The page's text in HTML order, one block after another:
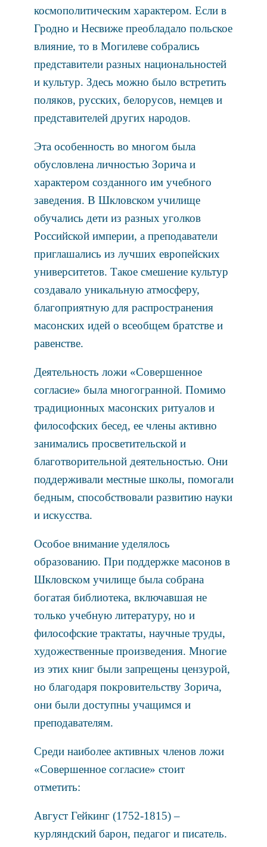
космополитическим характером. Если в
Гродно и Несвиже преобладало польское
влияние, то в Могилеве собрались
представители разных национальностей
и культур. Здесь можно было встретить
поляков, русских, белорусов, немцев и
представителей других народов.
Эта особенность во многом была
обусловлена личностью Зорича и
характером созданного им учебного
заведения. В Шкловском училище
обучались дети из разных уголков
Российской империи, а преподаватели
приглашались из лучших европейских
университетов. Такое смешение культур
создавало уникальную атмосферу,
благоприятную для распространения
масонских идей о всеобщем братстве и
равенстве.
Деятельность ложи «Совершенное
согласие» была многогранной. Помимо
традиционных масонских ритуалов и
философских бесед, ее члены активно
занимались просветительской и
благотворительной деятельностью. Они
поддерживали местные школы, помогали
бедным, способствовали развитию науки
и искусства.
Особое внимание уделялось
образованию. При поддержке масонов в
Шкловском училище была собрана
богатая библиотека, включавшая не
только учебную литературу, но и
философские трактаты, научные труды,
художественные произведения. Многие
из этих книг были запрещены цензурой,
но благодаря покровительству Зорича,
они были доступны учащимся и
преподавателям.
Среди наиболее активных членов ложи
«Совершенное согласие» стоит
отметить:
Август Гейкинг (1752-1815) –
курляндский барон, педагог и писатель.